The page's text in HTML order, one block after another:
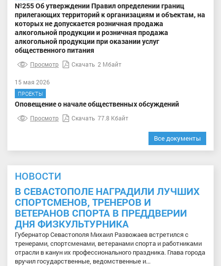
№255 Об утверждении Правил определении границ
прилегающих территорий к организациям и объектам, на
которых не допускается розничная продажа
алкогольной продукции и розничная продажа
алкогольной продукции при оказании услуг
общественного питания
Просмотр Скачать 2 Мбайт
15 мая 2026
ПРОЕКТЫ
Оповещение о начале общественных обсуждений
Просмотр Скачать 77.8 Кбайт
Все документы
НОВОСТИ
В СЕВАСТОПОЛЕ НАГРАДИЛИ ЛУЧШИХ
СПОРТСМЕНОВ, ТРЕНЕРОВ И
ВЕТЕРАНОВ СПОРТА В ПРЕДДВЕРИИ
ДНЯ ФИЗКУЛЬТУРНИКА
Губернатор Севастополя Михаил Развожаев встретился с
тренерами, спортсменами, ветеранами спорта и работниками
отрасли в канун их профессионального праздника. Глава города
вручил государственные, ведомственные и...